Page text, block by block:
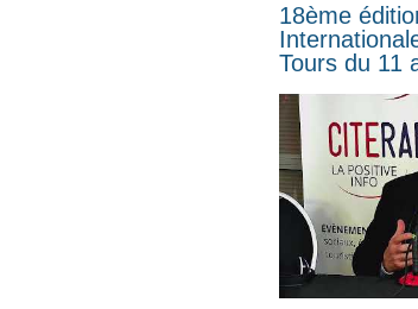
18ème
Tours du 11